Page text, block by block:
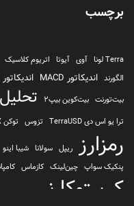
برچسب
Terra لونا آوی آیوتا اتریوم کلاسیک
الگورند اندیکاتور MACD اندیکاتور RSI
بیت‌تورنت بیت‌کوین بیپ2
ترا یو اس دی TerraUSD
تزوس توکن FTX
رمزارز ریپل سولانا شیبا اینو
پنکیک سواپ چین‌لینک کازماس
کریپتوکارنسی